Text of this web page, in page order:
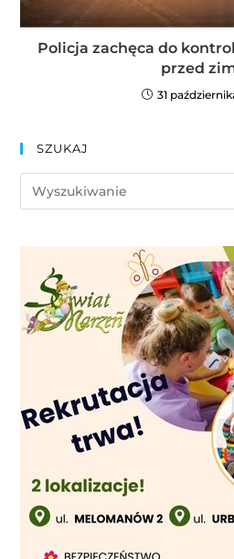
Policja zachęca do
przed
31
SZUKAJ